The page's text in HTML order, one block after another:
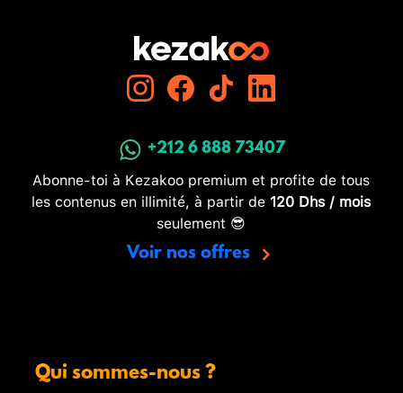
+212 6 888 73407
Abonne-toi à Kezakoo premium et profite de tous
les contenus en illimité, à partir de 120 Dhs / mois
seulement 😎
Voir nos offres
Qui sommes-nous ?